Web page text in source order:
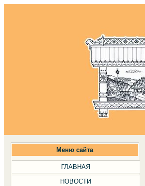
Меню сайта
ГЛАВНАЯ
НОВОСТИ